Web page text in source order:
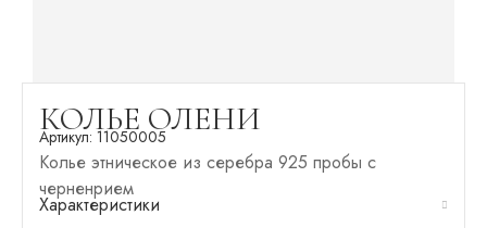
КОЛЬЕ ОЛЕНИ
Артикул: 11050005
Колье этническое из серебра 925 пробы с
черненрием
Характеристики